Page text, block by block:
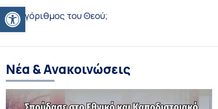
Ανοίξτε τη γραμμή εργαλείων
Ο αλγόριθμος του Θεού;
Νέα & Ανακοινώσεις